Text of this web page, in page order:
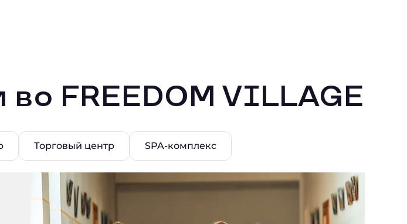
FREEDOM VILLAGE
Торговый центр SPA-комплекс